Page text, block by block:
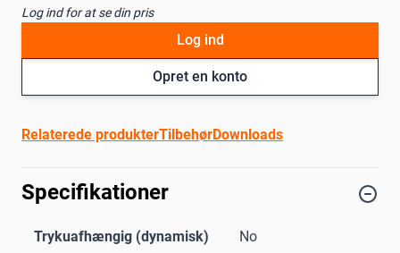
Log ind for at se din pris
Opret en konto
Log ind
Relaterede produkterTilbehørDownloads
Specifikationer
Trykuafhængig (dynamisk) No